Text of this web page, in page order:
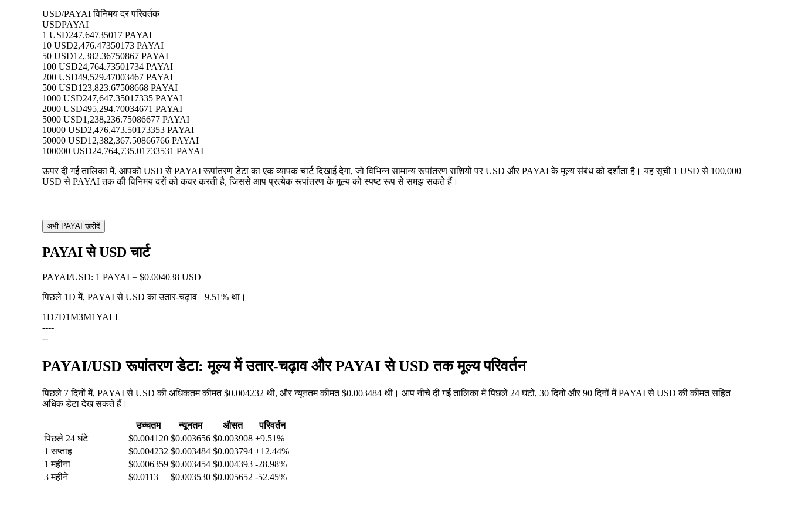
USD/PAYAI विनिमय दर परिवर्तक
USDPAYAI
1 USD247.64735017 PAYAI
10 USD2,476.47350173 PAYAI
50 USD12,382.36750867 PAYAI
100 USD24,764.73501734 PAYAI
200 USD49,529.47003467 PAYAI
500 USD123,823.67508668 PAYAI
1000 USD247,647.35017335 PAYAI
2000 USD495,294.70034671 PAYAI
5000 USD1,238,236.75086677 PAYAI
10000 USD2,476,473.50173353 PAYAI
50000 USD12,382,367.50866766 PAYAI
100000 USD24,764,735.01733531 PAYAI
ऊपर दी गई तालिका में, आपको USD से PAYAI रूपांतरण डेटा का एक व्यापक चार्ट दिखाई देगा, जो विभिन्न सामान्य रूपांतरण राशियों पर USD और PAYAI के मूल्य संबंध को दर्शाता है। यह सूची 1 USD से 100,000
USD से PAYAI तक की विनिमय दरों को कवर करती है, जिससे आप प्रत्येक रूपांतरण के मूल्य को स्पष्ट रूप से समझ सकते हैं।
अभी PAYAI खरीदें
PAYAI से USD चार्ट
PAYAI/USD: 1 PAYAI = $0.004038 USD
पिछले 1D में, PAYAI से USD का उतार-चढ़ाव +9.51% था।
1D7D1M3M1YALL
----
--
PAYAI/USD रूपांतरण डेटा: मूल्य में उतार-चढ़ाव और PAYAI से USD तक मूल्य परिवर्तन
पिछले 7 दिनों में, PAYAI से USD की अधिकतम कीमत $0.004232 थी, और न्यूनतम कीमत $0.003484 थी। आप नीचे दी गई तालिका में पिछले 24 घंटों, 30 दिनों और 90 दिनों में PAYAI से USD की कीमत सहित
अधिक डेटा देख सकते हैं।
उच्चतम न्यूनतम औसत
परिवर्तन
पिछले 24 घंटे
$0.004120 $0.003656 $0.003908 +9.51%
1 सप्ताह
$0.004232 $0.003484 $0.003794 +12.44%
1 महीना
$0.006359 $0.003454 $0.004393 -28.98%
3 महीने
$0.0113 $0.003530 $0.005652 -52.45%